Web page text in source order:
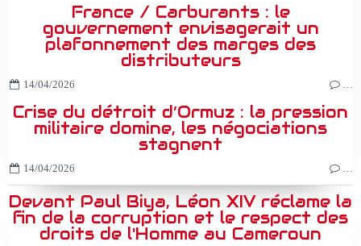
France / Carburants : le
gouvernement envisagerait un
plafonnement des marges des
distributeurs
14/04/2026 …
Crise du détroit d’Ormuz : la pression
militaire domine, les négociations
stagnent
14/04/2026 …
Devant Paul Biya, Léon XIV réclame la
fin de la corruption et le respect des
droits de l'Homme au Cameroun